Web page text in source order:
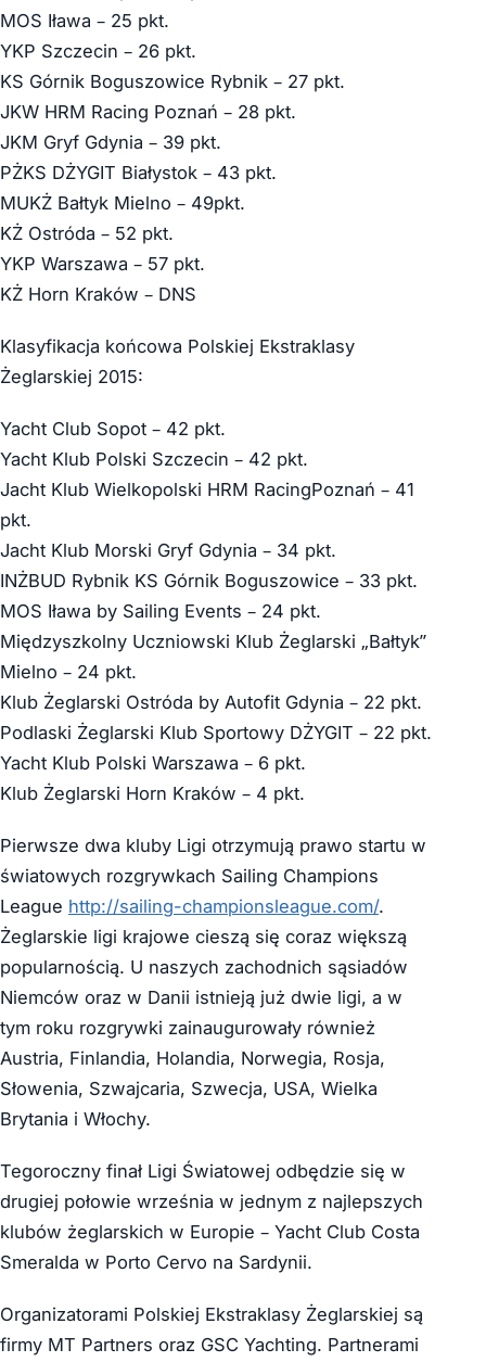
MOS Iława – 25 pkt.
YKP Szczecin – 26 pkt.
KS Górnik Boguszowice Rybnik – 27 pkt.
JKW HRM Racing Poznań – 28 pkt.
JKM Gryf Gdynia – 39 pkt.
PŻKS DŻYGIT Białystok – 43 pkt.
MUKŻ Bałtyk Mielno – 49pkt.
KŻ Ostróda – 52 pkt.
YKP Warszawa – 57 pkt.
KŻ Horn Kraków – DNS
Klasyfikacja końcowa Polskiej Ekstraklasy
Żeglarskiej 2015:
Yacht Club Sopot – 42 pkt.
Yacht Klub Polski Szczecin – 42 pkt.
Jacht Klub Wielkopolski HRM RacingPoznań – 41
pkt.
Jacht Klub Morski Gryf Gdynia – 34 pkt.
INŻBUD Rybnik KS Górnik Boguszowice – 33 pkt.
MOS Iława by Sailing Events – 24 pkt.
Międzyszkolny Uczniowski Klub Żeglarski „Bałtyk”
Mielno – 24 pkt.
Klub Żeglarski Ostróda by Autofit Gdynia – 22 pkt.
Podlaski Żeglarski Klub Sportowy DŻYGIT – 22 pkt.
Yacht Klub Polski Warszawa – 6 pkt.
Klub Żeglarski Horn Kraków – 4 pkt.
Pierwsze dwa kluby Ligi otrzymują prawo startu w
światowych rozgrywkach Sailing Champions
League http://sailing-championsleague.com/.
Żeglarskie ligi krajowe cieszą się coraz większą
popularnością. U naszych zachodnich sąsiadów
Niemców oraz w Danii istnieją już dwie ligi, a w
tym roku rozgrywki zainaugurowały również
Austria, Finlandia, Holandia, Norwegia, Rosja,
Słowenia, Szwajcaria, Szwecja, USA, Wielka
Brytania i Włochy.
Tegoroczny finał Ligi Światowej odbędzie się w
drugiej połowie września w jednym z najlepszych
klubów żeglarskich w Europie – Yacht Club Costa
Smeralda w Porto Cervo na Sardynii.
Organizatorami Polskiej Ekstraklasy Żeglarskiej są
firmy MT Partners oraz GSC Yachting. Partnerami